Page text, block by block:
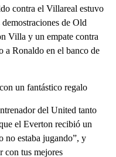
contra el Villareal estuvo
de Old
Villa y un empate contra
a Ronaldo en el banco de
un fantástico regalo
del United tanto
el Everton recibió un
no estaba jugando”, y
con tus mejores